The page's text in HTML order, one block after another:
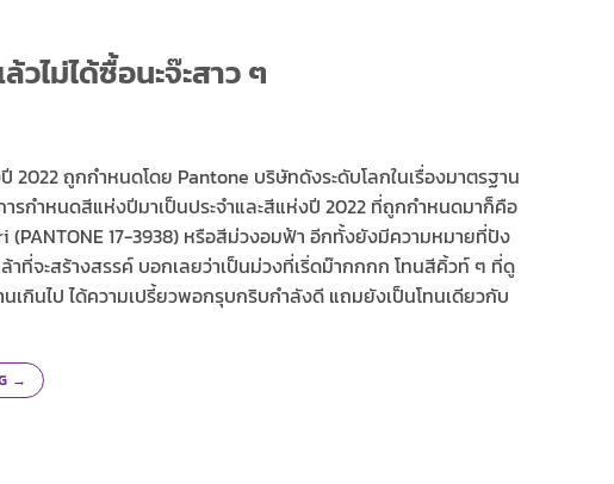
ไม่ได้ซื้อนะจ๊ะสาว ๆ
2022 ถูกกำหนดโดย Pantone บริษัทดังระดับโลกในเรื่องมาตรฐาน
ารกำหนดสีแห่งปีมาเป็นประจำและสีแห่งปี 2022 ที่ถูกกำหนดมาก็คือ
(PANTONE 17-3938) หรือสีม่วงอมฟ้า อีกทั้งยังมีความหมายที่ปัง
ที่จะสร้างสรรค์ บอกเลยว่าเป็นม่วงที่เริ่ดม๊ากกกก โทนสีคิ้วท์ ๆ ที่ดู
เกินไป ได้ความเปรี้ยวพอกรุบกริบกำลังดี แถมยังเป็นโทนเดียวกับ
→